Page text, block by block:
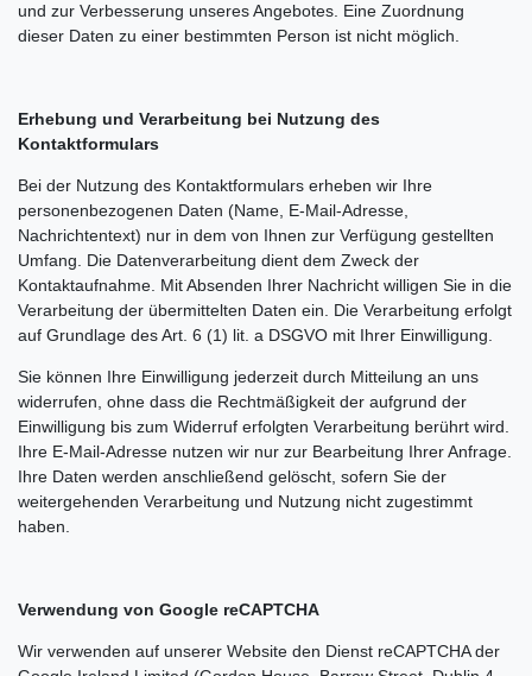
und zur Verbesserung unseres Angebotes. Eine Zuordnung
dieser Daten zu einer bestimmten Person ist nicht möglich.
Erhebung und Verarbeitung bei Nutzung des
Kontaktformulars
Bei der Nutzung des Kontaktformulars erheben wir Ihre
personenbezogenen Daten (Name, E-Mail-Adresse,
Nachrichtentext) nur in dem von Ihnen zur Verfügung gestellten
Umfang. Die Datenverarbeitung dient dem Zweck der
Kontaktaufnahme. Mit Absenden Ihrer Nachricht willigen Sie in die
Verarbeitung der übermittelten Daten ein. Die Verarbeitung erfolgt
auf Grundlage des Art. 6 (1) lit. a DSGVO mit Ihrer Einwilligung.
Sie können Ihre Einwilligung jederzeit durch Mitteilung an uns
widerrufen, ohne dass die Rechtmäßigkeit der aufgrund der
Einwilligung bis zum Widerruf erfolgten Verarbeitung berührt wird.
Ihre E-Mail-Adresse nutzen wir nur zur Bearbeitung Ihrer Anfrage.
Ihre Daten werden anschließend gelöscht, sofern Sie der
weitergehenden Verarbeitung und Nutzung nicht zugestimmt
haben.
Verwendung von Google reCAPTCHA
Wir verwenden auf unserer Website den Dienst reCAPTCHA der